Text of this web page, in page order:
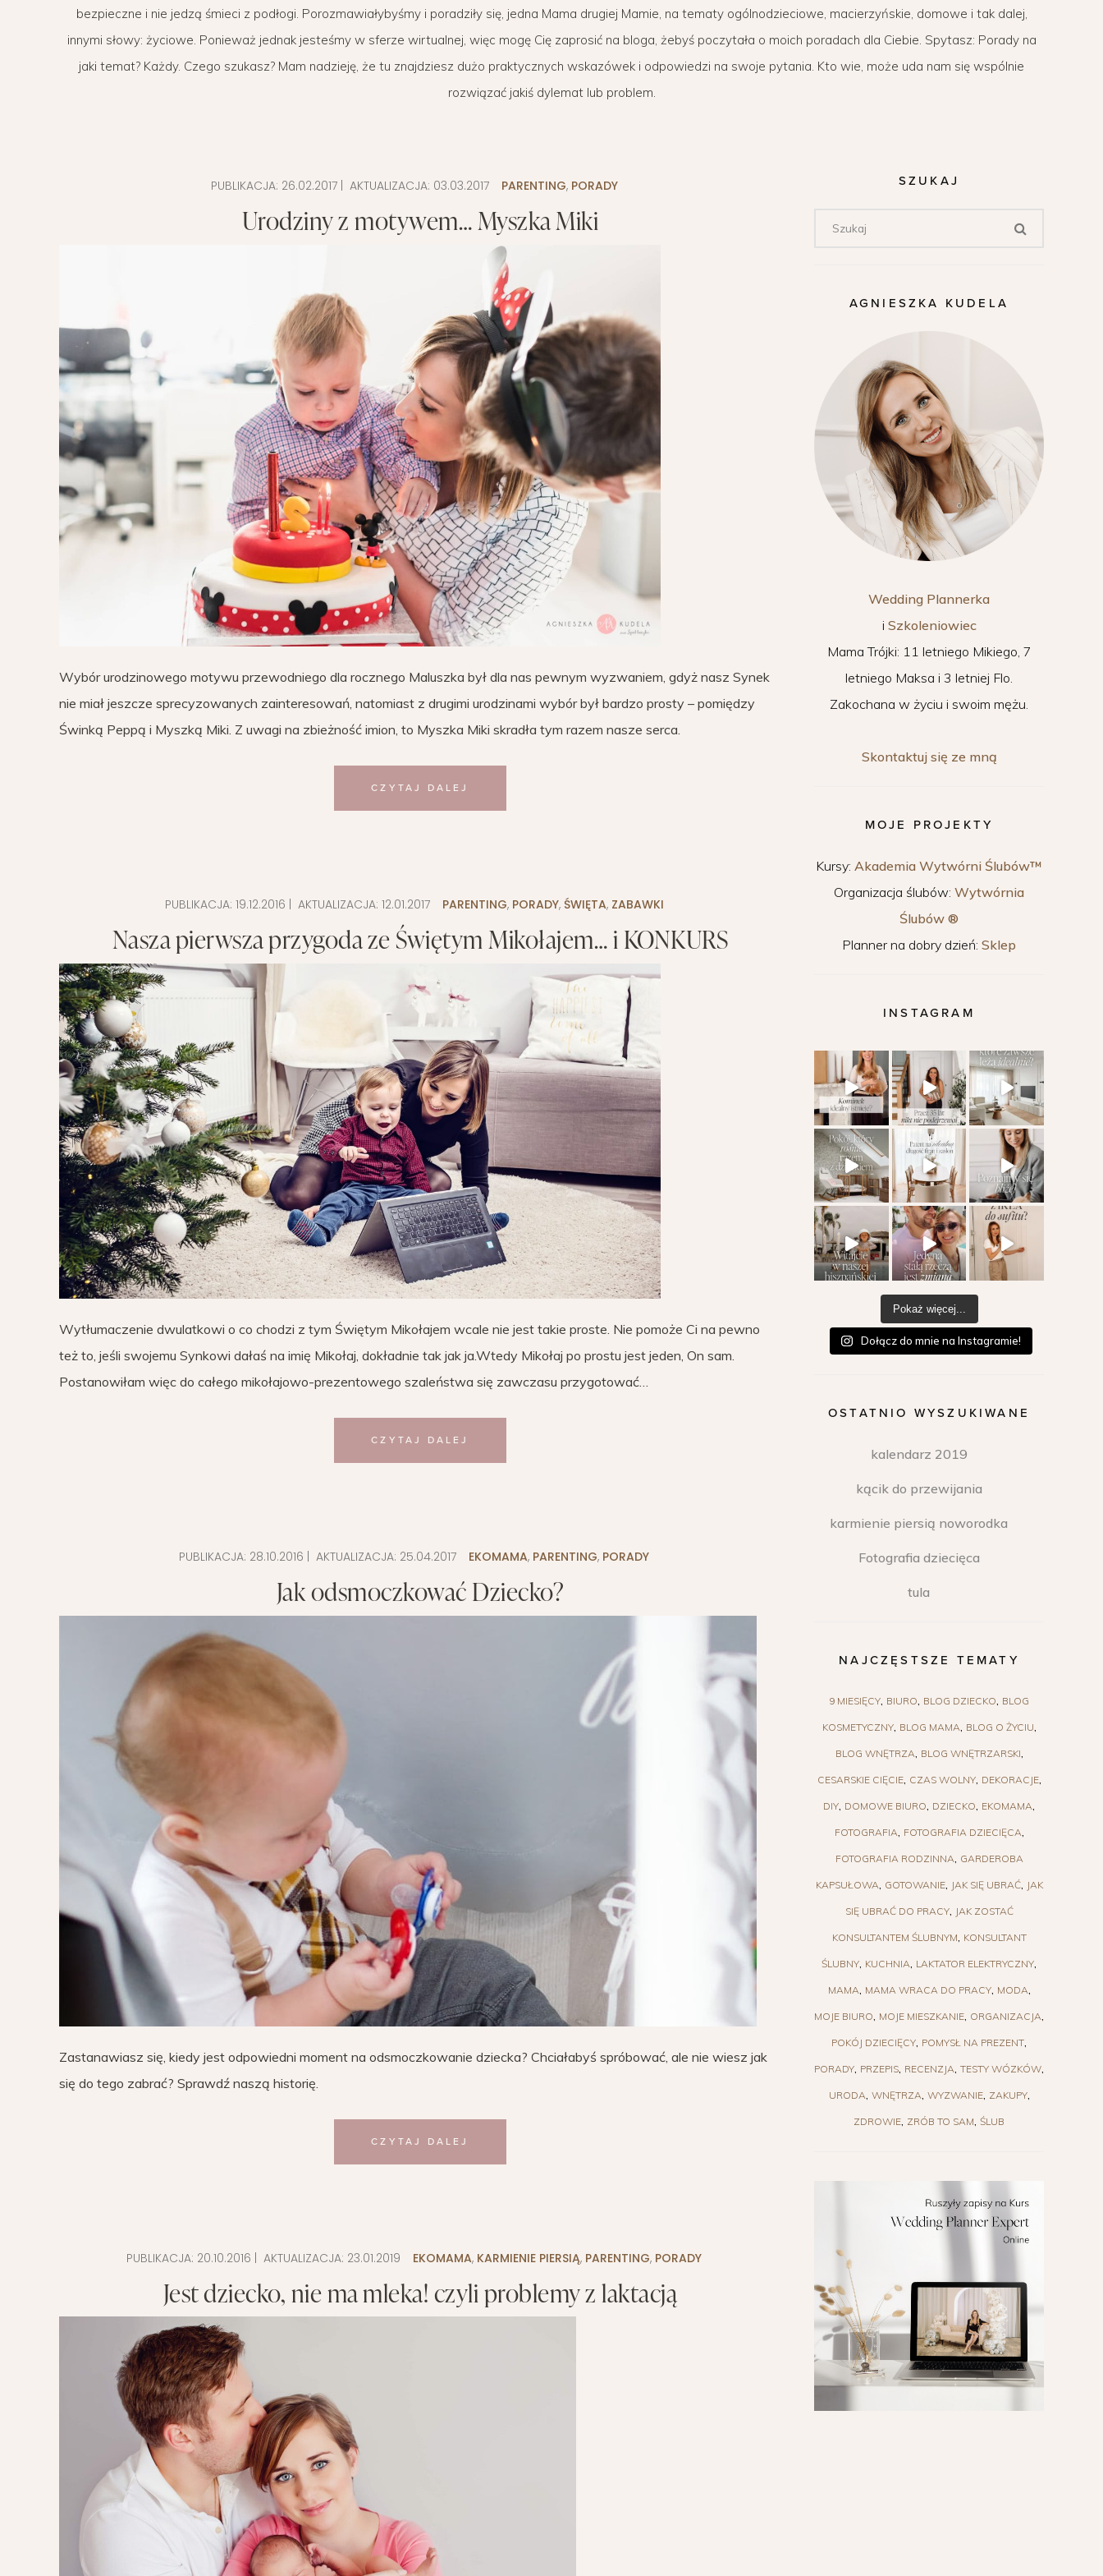
POKÓJ DZIECIĘCY
PORADY DLA RODZICÓW
WAKACJE Z DZIEĆMI
WYPRAWKA
ROZWÓJ OSOBISTY
URODA
WYPRAWKA
bezpieczne i nie jedzą śmieci z podłogi. Porozmawiałybyśmy i poradziły się, jedna Mama drugiej Mamie, na tematy ogólnodzieciowe, macierzyńskie, domowe i tak dalej,
innymi słowy: życiowe. Ponieważ jednak jesteśmy w sferze wirtualnej, więc mogę Cię zaprosić na bloga, żebyś poczytała o moich poradach dla Ciebie. Spytasz: Porady na
jaki temat? Każdy. Czego szukasz? Mam nadzieję, że tu znajdziesz dużo praktycznych wskazówek i odpowiedzi na swoje pytania. Kto wie, może uda nam się wspólnie
rozwiązać jakiś dylemat lub problem.
PUBLIKACJA: 26.02.2017| AKTUALIZACJA: 03.03.2017 PARENTING, PORADY
Urodziny z motywem… Myszka Miki
Wybór urodzinowego motywu przewodniego dla rocznego Maluszka był dla nas pewnym wyzwaniem, gdyż nasz Synek
nie miał jeszcze sprecyzowanych zainteresowań, natomiast z drugimi urodzinami wybór był bardzo prosty – pomiędzy
Świnką Peppą i Myszką Miki. Z uwagi na zbieżność imion, to Myszka Miki skradła tym razem nasze serca.
CZYTAJ DALEJ
PUBLIKACJA: 19.12.2016 | AKTUALIZACJA: 12.01.2017 PARENTING, PORADY, ŚWIĘTA, ZABAWKI
Nasza pierwsza przygoda ze Świętym Mikołajem… i KONKURS
Wytłumaczenie dwulatkowi o co chodzi z tym Świętym Mikołajem wcale nie jest takie proste. Nie pomoże Ci na pewno
też to, jeśli swojemu Synkowi dałaś na imię Mikołaj, dokładnie tak jak ja.Wtedy Mikołaj po prostu jest jeden, On sam.
Postanowiłam więc do całego mikołajowo-prezentowego szaleństwa się zawczasu przygotować…
CZYTAJ DALEJ
PUBLIKACJA: 28.10.2016 | AKTUALIZACJA: 25.04.2017 EKOMAMA, PARENTING, PORADY
Jak odsmoczkować Dziecko?
Zastanawiasz się, kiedy jest odpowiedni moment na odsmoczkowanie dziecka? Chciałabyś spróbować, ale nie wiesz jak
się do tego zabrać? Sprawdź naszą historię.
CZYTAJ DALEJ
PUBLIKACJA: 20.10.2016 | AKTUALIZACJA: 23.01.2019 EKOMAMA, KARMIENIE PIERSIĄ, PARENTING, PORADY
Jest dziecko, nie ma mleka! czyli problemy z laktacją
SZUKAJ
AGNIESZKA KUDELA
Wedding Plannerka
i Szkoleniowiec
Mama Trójki: 11 letniego Mikiego, 7
letniego Maksa i 3 letniej Flo.
Zakochana w życiu i swoim mężu.
Skontaktuj się ze mną
MOJE PROJEKTY
Kursy: Akademia Wytwórni Ślubów™
Organizacja ślubów: Wytwórnia
Ślubów ®
Planner na dobry dzień: Sklep
INSTAGRAM
Pokaż więcej...
Dołącz do mnie na Instagramie!
OSTATNIO WYSZUKIWANE
kalendarz 2019
kącik do przewijania
karmienie piersią noworodka
Fotografia dziecięca
tula
NAJCZĘSTSZE TEMATY
9 MIESIĘCY BIURO BLOG DZIECKO BLOG
KOSMETYCZNY BLOG MAMA BLOG O ŻYCIU
BLOG WNĘTRZA BLOG WNĘTRZARSKI
CESARSKIE CIĘCIE CZAS WOLNY DEKORACJE
DIY DOMOWE BIURO DZIECKO EKOMAMA
FOTOGRAFIA FOTOGRAFIA DZIECIĘCA
FOTOGRAFIA RODZINNA GARDEROBA
KAPSUŁOWA GOTOWANIE JAK SIĘ UBRAĆ JAK
SIĘ UBRAĆ DO PRACY JAK ZOSTAĆ
KONSULTANTEM ŚLUBNYM KONSULTANT
ŚLUBNY KUCHNIA LAKTATOR ELEKTRYCZNY
MAMA MAMA WRACA DO PRACY MODA
MOJE BIURO MOJE MIESZKANIE ORGANIZACJA
POKÓJ DZIECIĘCY POMYSŁ NA PREZENT
PORADY PRZEPIS RECENZJA TESTY WÓZKÓW
URODA WNĘTRZA WYZWANIE ZAKUPY
ZDROWIE ZRÓB TO SAM ŚLUB